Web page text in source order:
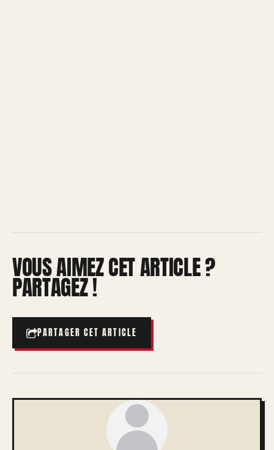
VOUS AIMEZ CET ARTICLE ?
PARTAGEZ !
PARTAGER CET ARTICLE